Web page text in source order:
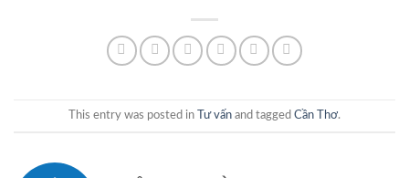
This entry was posted in Tư vấn and tagged Cần Thơ.